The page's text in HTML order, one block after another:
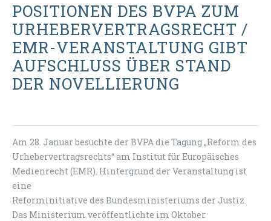
POSITIONEN DES BVPA ZUM
URHEBERVERTRAGSRECHT /
EMR-VERANSTALTUNG GIBT
AUFSCHLUSS ÜBER STAND
DER NOVELLIERUNG
Am 28. Januar besuchte der BVPA die Tagung „Reform des
Urhebervertragsrechts“ am Institut für Europäisches
Medienrecht (EMR). Hintergrund der Veranstaltung ist
eine
Reforminitiative des Bundesministeriums der Justiz.
Das Ministerium veröffentlichte im Oktober